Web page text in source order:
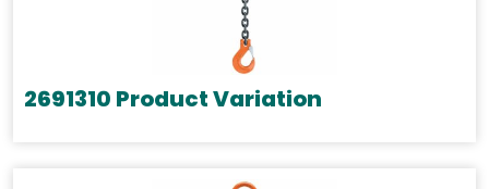
2691310 Product Variation